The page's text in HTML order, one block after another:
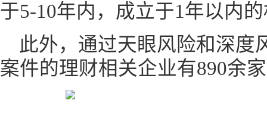
于5-10年内，成立于1年以内
此外，通过天眼风险和深度
案件的理财相关企业有890余